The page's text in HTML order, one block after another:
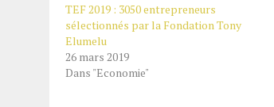
TEF 2019 : 3050 entrepreneurs
sélectionnés par la Fondation Tony
Elumelu
26 mars 2019
Dans "Economie"